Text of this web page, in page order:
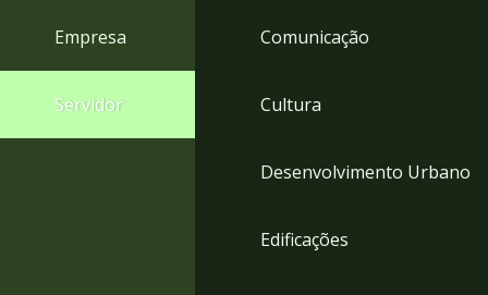
Empresa
Servidor
Comunicação
Cultura
Desenvolvimento Urbano
Edificações